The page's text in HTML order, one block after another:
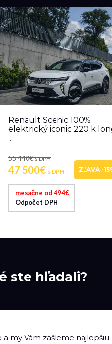
Renault Scenic 100%
elektrický iconic 220 k
...
55 440€s DPH
47 500€ s DPH ZĽAVA -
mesačne od 494€
Odpočet DPH
ste hľadali?
my Vám zašleme